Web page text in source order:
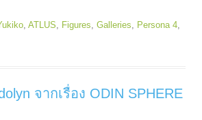
, ATLUS, Figures, Galleries, Persona 4,
จากเรื่อง ODIN SPHERE